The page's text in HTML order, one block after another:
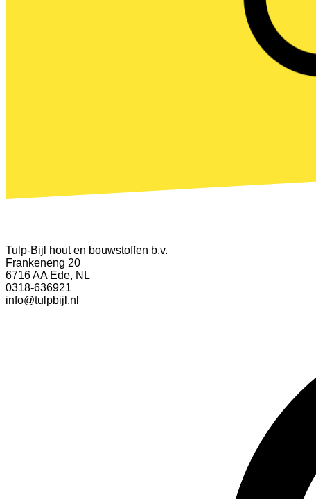
Tulp-Bijl hout en bouwstoffen b.v.
Frankeneng 20
6716 AA Ede, NL
0318-636921
info@tulpbijl.nl